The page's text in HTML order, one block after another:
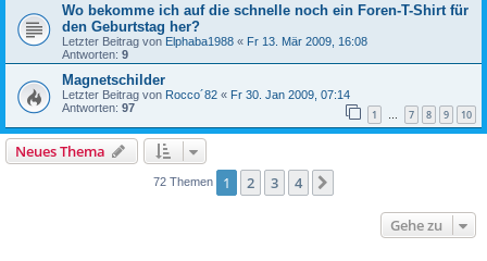
Wo bekomme ich auf die schnelle noch ein Foren-T-Shirt für
den Geburtstag her?
Letzter Beitrag von Elphaba1988 « Fr 13. Mär 2009, 16:08
Antworten: 9
Magnetschilder
Letzter Beitrag von Rocco´82 « Fr 30. Jan 2009, 07:14
Antworten: 97 1 … 7 8 9 10
Neues Thema
72 Themen 1 2 3 4
Gehe zu